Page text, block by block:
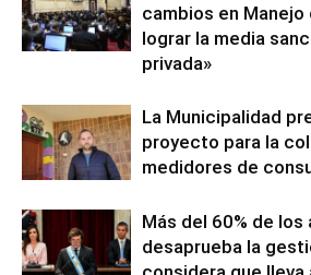
cambios en Manejo
lograr la media
privada»
La Municipalidad
proyecto para la
medidores de
Más del 60% de los
desaprueba la